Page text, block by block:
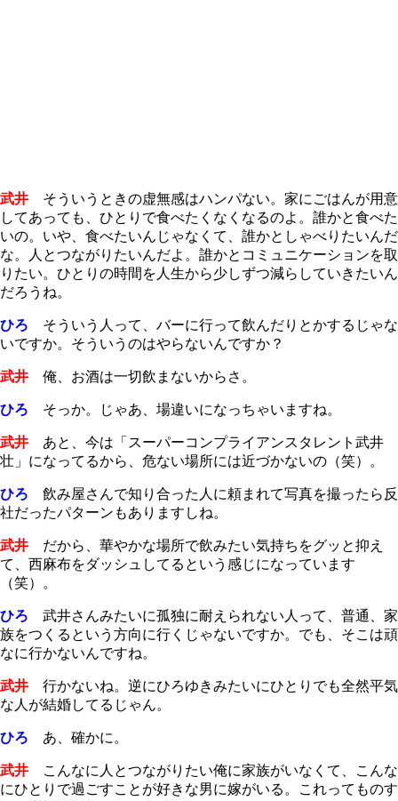
武井 そういうときの虚無感はハンパない。家にごはんが用意
してあっても、ひとりで食べたくなくなるのよ。誰かと食べた
いの。いや、食べたいんじゃなくて、誰かとしゃべりたいんだ
な。人とつながりたいんだよ。誰かとコミュニケーションを取
りたい。ひとりの時間を人生から少しずつ減らしていきたいん
だろうね。
ひろ そういう人って、バーに行って飲んだりとかするじゃな
いですか。そういうのはやらないんですか？
武井 俺、お酒は一切飲まないからさ。
ひろ そっか。じゃあ、場違いになっちゃいますね。
武井 あと、今は「スーパーコンプライアンスタレント武井
壮」になってるから、危ない場所には近づかないの（笑）。
ひろ 飲み屋さんで知り合った人に頼まれて写真を撮ったら反
社だったパターンもありますしね。
武井 だから、華やかな場所で飲みたい気持ちをグッと抑え
て、西麻布をダッシュしてるという感じになっています
（笑）。
ひろ 武井さんみたいに孤独に耐えられない人って、普通、家
族をつくるという方向に行くじゃないですか。でも、そこは頑
なに行かないんですね。
武井 行かないね。逆にひろゆきみたいにひとりでも全然平気
な人が結婚してるじゃん。
ひろ あ、確かに。
武井 こんなに人とつながりたい俺に家族がいなくて、こんな
にひとりで過ごすことが好きな男に嫁がいる。これってものす